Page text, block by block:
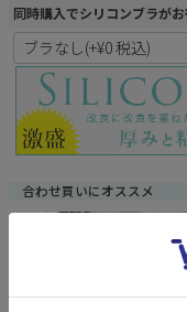
同時購入でシリコンブラが
合わせ買いにオススメ